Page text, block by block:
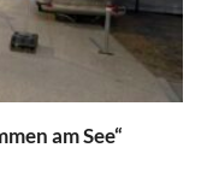
am See“